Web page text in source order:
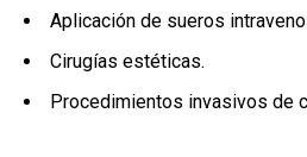
Aplicación de sueros
Cirugías estéticas.
Procedimientos invasivos de